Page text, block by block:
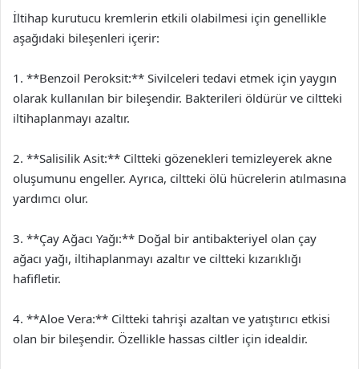
İltihap kurutucu kremlerin etkili olabilmesi için genellikle
aşağıdaki bileşenleri içerir:
1. **Benzoil Peroksit:** Sivilceleri tedavi etmek için yaygın
olarak kullanılan bir bileşendir. Bakterileri öldürür ve ciltteki
iltihaplanmayı azaltır.
2. **Salisilik Asit:** Ciltteki gözenekleri temizleyerek akne
oluşumunu engeller. Ayrıca, ciltteki ölü hücrelerin atılmasına
yardımcı olur.
3. **Çay Ağacı Yağı:** Doğal bir antibakteriyel olan çay
ağacı yağı, iltihaplanmayı azaltır ve ciltteki kızarıklığı
hafifletir.
4. **Aloe Vera:** Ciltteki tahrişi azaltan ve yatıştırıcı etkisi
olan bir bileşendir. Özellikle hassas ciltler için idealdir.